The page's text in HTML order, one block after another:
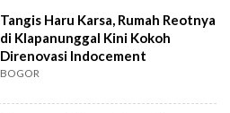
Tangis Haru Karsa, Rumah Reotnya
di Klapanunggal Kini Kokoh
Direnovasi Indocement
BOGOR